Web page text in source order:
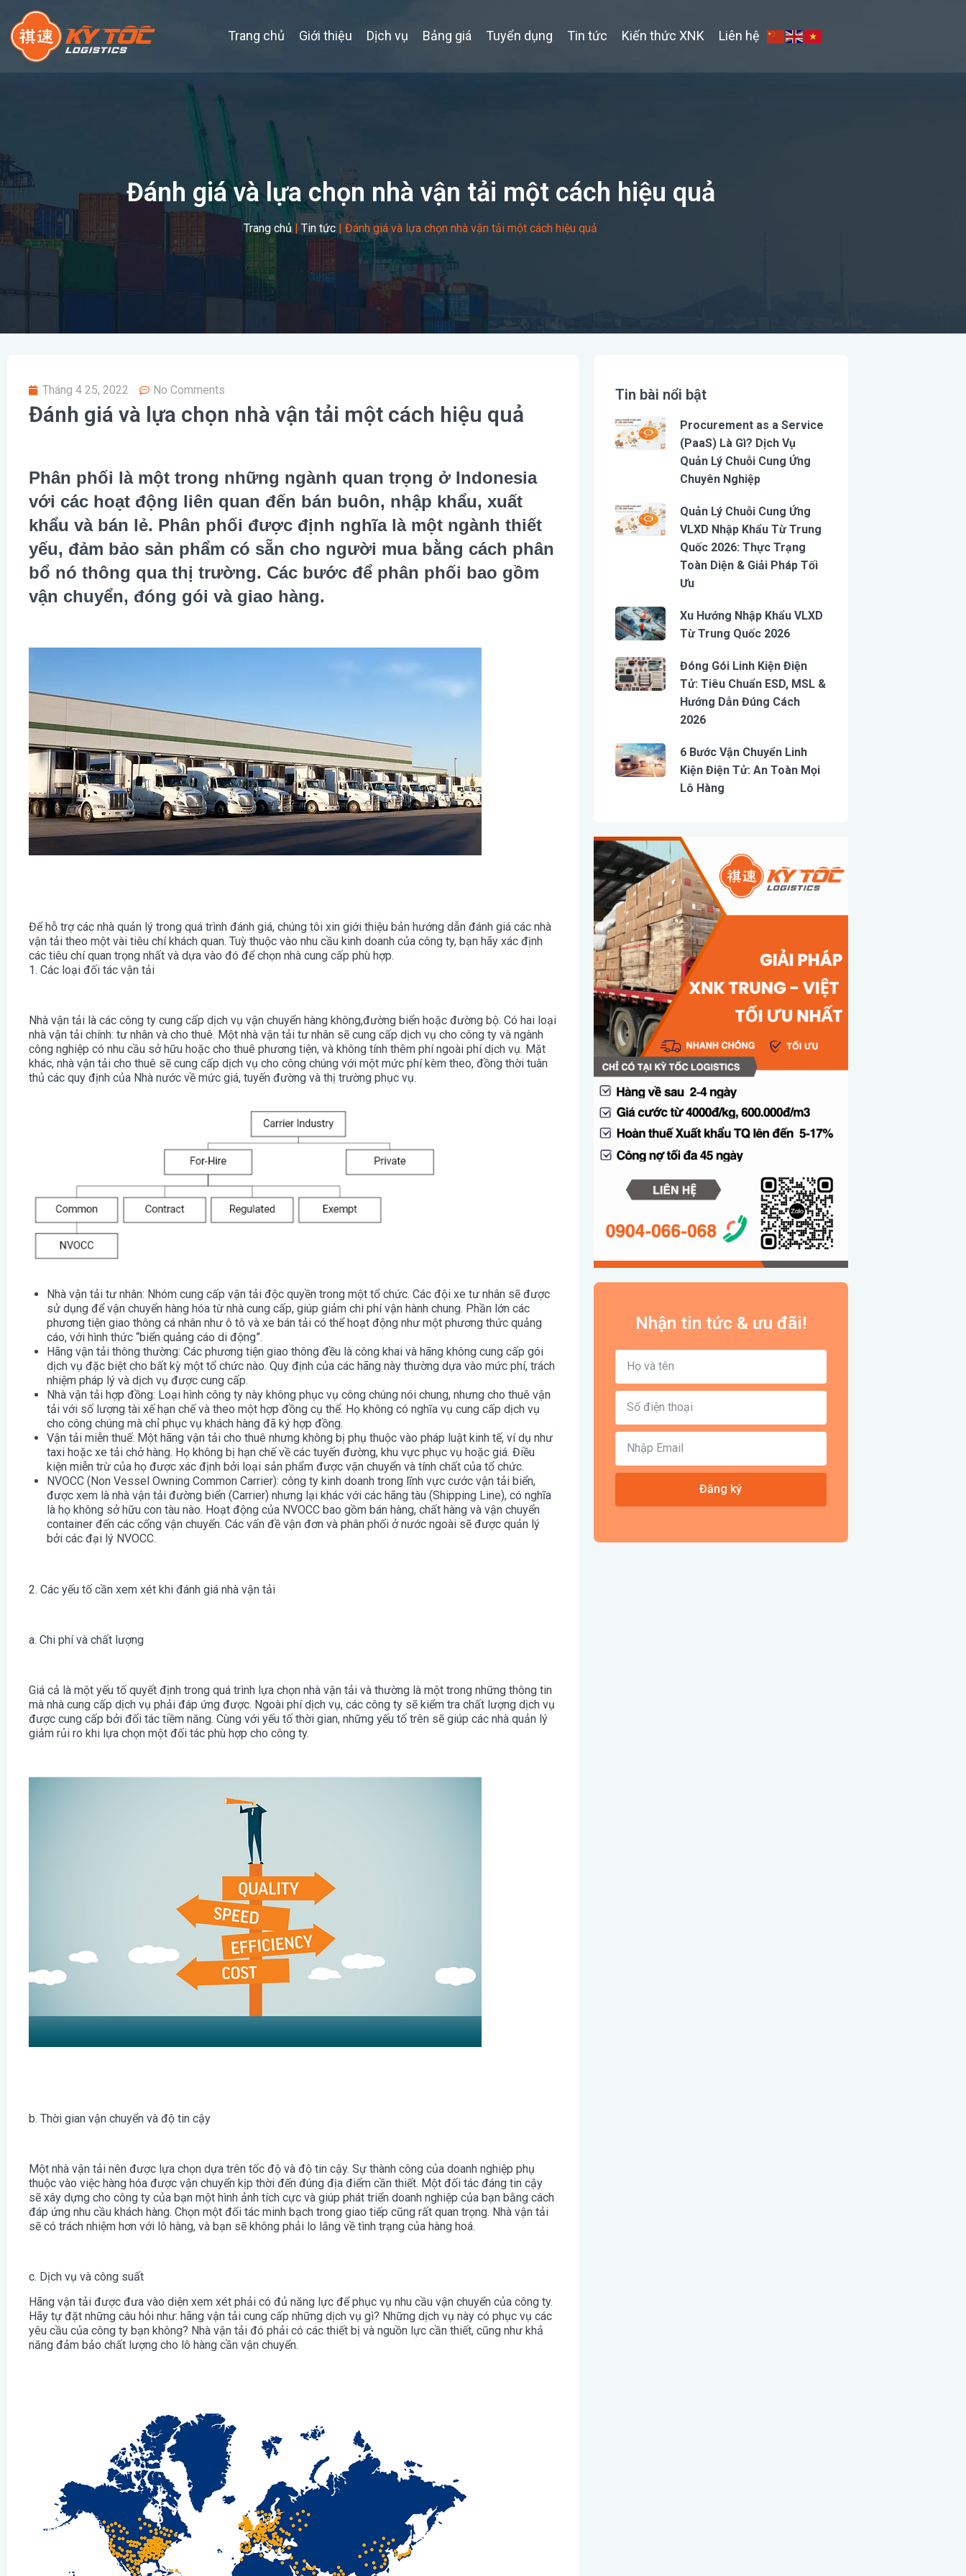
Trang chủ Giới thiệu Dịch vụ Bảng giá Tuyển dụng Tin tức Kiến thức XNK Liên hệ
Đánh giá và lựa chọn nhà vận tải một cách hiệu quả
Trang chủ|Tin tức | Đánh giá và lựa chọn nhà vận tải một cách hiệu quả
Tháng 4 25, 2022 No Comments
Đánh giá và lựa chọn nhà vận tải một cách hiệu quả
Phân phối là một trong những ngành quan trọng ở Indonesia
với các hoạt động liên quan đến bán buôn, nhập khẩu, xuất
khẩu và bán lẻ. Phân phối được định nghĩa là một ngành thiết
yếu, đảm bảo sản phẩm có sẵn cho người mua bằng cách phân
bổ nó thông qua thị trường. Các bước để phân phối bao gồm
vận chuyển, đóng gói và giao hàng.
Để hỗ trợ các nhà quản lý trong quá trình đánh giá, chúng tôi xin giới thiệu bản hướng dẫn đánh giá các nhà
vận tải theo một vài tiêu chí khách quan. Tuỳ thuộc vào nhu cầu kinh doanh của công ty, bạn hãy xác định
các tiêu chí quan trọng nhất và dựa vào đó để chọn nhà cung cấp phù hợp.
1. Các loại đối tác vận tải
Nhà vận tải là các công ty cung cấp dịch vụ vận chuyển hàng không,đường biển hoặc đường bộ. Có hai loại
nhà vận tải chính: tư nhân và cho thuê. Một nhà vận tải tư nhân sẽ cung cấp dịch vụ cho công ty và ngành
công nghiệp có nhu cầu sở hữu hoặc cho thuê phương tiện, và không tính thêm phí ngoài phí dịch vụ. Mặt
khác, nhà vận tải cho thuê sẽ cung cấp dịch vụ cho công chúng với một mức phí kèm theo, đồng thời tuân
thủ các quy định của Nhà nước về mức giá, tuyến đường và thị trường phục vụ.
Nhà vận tải tư nhân: Nhóm cung cấp vận tải độc quyền trong một tổ chức. Các đội xe tư nhân sẽ được
sử dụng để vận chuyển hàng hóa từ nhà cung cấp, giúp giảm chi phí vận hành chung. Phần lớn các
phương tiện giao thông cá nhân như ô tô và xe bán tải có thể hoạt động như một phương thức quảng
cáo, với hình thức “biển quảng cáo di động”.
Hãng vận tải thông thường: Các phương tiện giao thông đều là công khai và hãng không cung cấp gói
dịch vụ đặc biệt cho bất kỳ một tổ chức nào. Quy định của các hãng này thường dựa vào mức phí, trách
nhiệm pháp lý và dịch vụ được cung cấp.
Nhà vận tải hợp đồng: Loại hình công ty này không phục vụ công chúng nói chung, nhưng cho thuê vận
tải với số lượng tài xế hạn chế và theo một hợp đồng cụ thể. Họ không có nghĩa vụ cung cấp dịch vụ
cho công chúng mà chỉ phục vụ khách hàng đã ký hợp đồng.
Vận tải miễn thuế: Một hãng vận tải cho thuê nhưng không bị phụ thuộc vào pháp luật kinh tế, ví dụ như
taxi hoặc xe tải chở hàng. Họ không bị hạn chế về các tuyến đường, khu vực phục vụ hoặc giá. Điều
kiện miễn trừ của họ được xác định bởi loại sản phẩm được vận chuyển và tính chất của tổ chức.
NVOCC (Non Vessel Owning Common Carrier): công ty kinh doanh trong lĩnh vực cước vận tải biển,
được xem là nhà vận tải đường biển (Carrier) nhưng lại khác với các hãng tàu (Shipping Line), có nghĩa
là họ không sở hữu con tàu nào. Hoạt động của NVOCC bao gồm bán hàng, chất hàng và vận chuyển
container đến các cổng vận chuyển. Các vấn đề vận đơn và phân phối ở nước ngoài sẽ được quản lý
bởi các đại lý NVOCC.
2. Các yếu tố cần xem xét khi đánh giá nhà vận tải
a. Chi phí và chất lượng
Giá cả là một yếu tố quyết định trong quá trình lựa chọn nhà vận tải và thường là một trong những thông tin
mà nhà cung cấp dịch vụ phải đáp ứng được. Ngoài phí dịch vụ, các công ty sẽ kiểm tra chất lượng dịch vụ
được cung cấp bởi đối tác tiềm năng. Cùng với yếu tố thời gian, những yếu tố trên sẽ giúp các nhà quản lý
giảm rủi ro khi lựa chọn một đối tác phù hợp cho công ty.
b. Thời gian vận chuyển và độ tin cậy
Một nhà vận tải nên được lựa chọn dựa trên tốc độ và độ tin cậy. Sự thành công của doanh nghiệp phụ
thuộc vào việc hàng hóa được vận chuyển kịp thời đến đúng địa điểm cần thiết. Một đối tác đáng tin cậy
sẽ xây dựng cho công ty của bạn một hình ảnh tích cực và giúp phát triển doanh nghiệp của bạn bằng cách
đáp ứng nhu cầu khách hàng. Chọn một đối tác minh bạch trong giao tiếp cũng rất quan trọng. Nhà vận tải
sẽ có trách nhiệm hơn với lô hàng, và bạn sẽ không phải lo lắng về tình trạng của hàng hoá.
c. Dịch vụ và công suất
Hãng vận tải được đưa vào diện xem xét phải có đủ năng lực để phục vụ nhu cầu vận chuyển của công ty.
Hãy tự đặt những câu hỏi như: hãng vận tải cung cấp những dịch vụ gì? Những dịch vụ này có phục vụ các
yêu cầu của công ty bạn không? Nhà vận tải đó phải có các thiết bị và nguồn lực cần thiết, cũng như khả
năng đảm bảo chất lượng cho lô hàng cần vận chuyển.
Tin bài nổi bật
Procurement as a Service
(PaaS) Là Gì? Dịch Vụ
Quản Lý Chuỗi Cung Ứng
Chuyên Nghiệp
Quản Lý Chuỗi Cung Ứng
VLXD Nhập Khẩu Từ Trung
Quốc 2026: Thực Trạng
Toàn Diện & Giải Pháp Tối
Ưu
Xu Hướng Nhập Khẩu VLXD
Từ Trung Quốc 2026
Đóng Gói Linh Kiện Điện
Tử: Tiêu Chuẩn ESD, MSL &
Hướng Dẫn Đúng Cách
2026
6 Bước Vận Chuyển Linh
Kiện Điện Tử: An Toàn Mọi
Lô Hàng
Nhận tin tức & ưu đãi!
Đăng ký